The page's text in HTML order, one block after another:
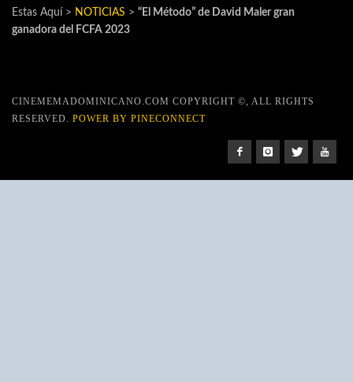
Estas Aquí > NOTICIAS > “El Método” de David Maler gran
ganadora del FCFA 2023
CINEMEMADOMINICANO.COM COPYRIGHT ©, ALL RIGHTS
RESERVED. POWER BY PINECONNECT